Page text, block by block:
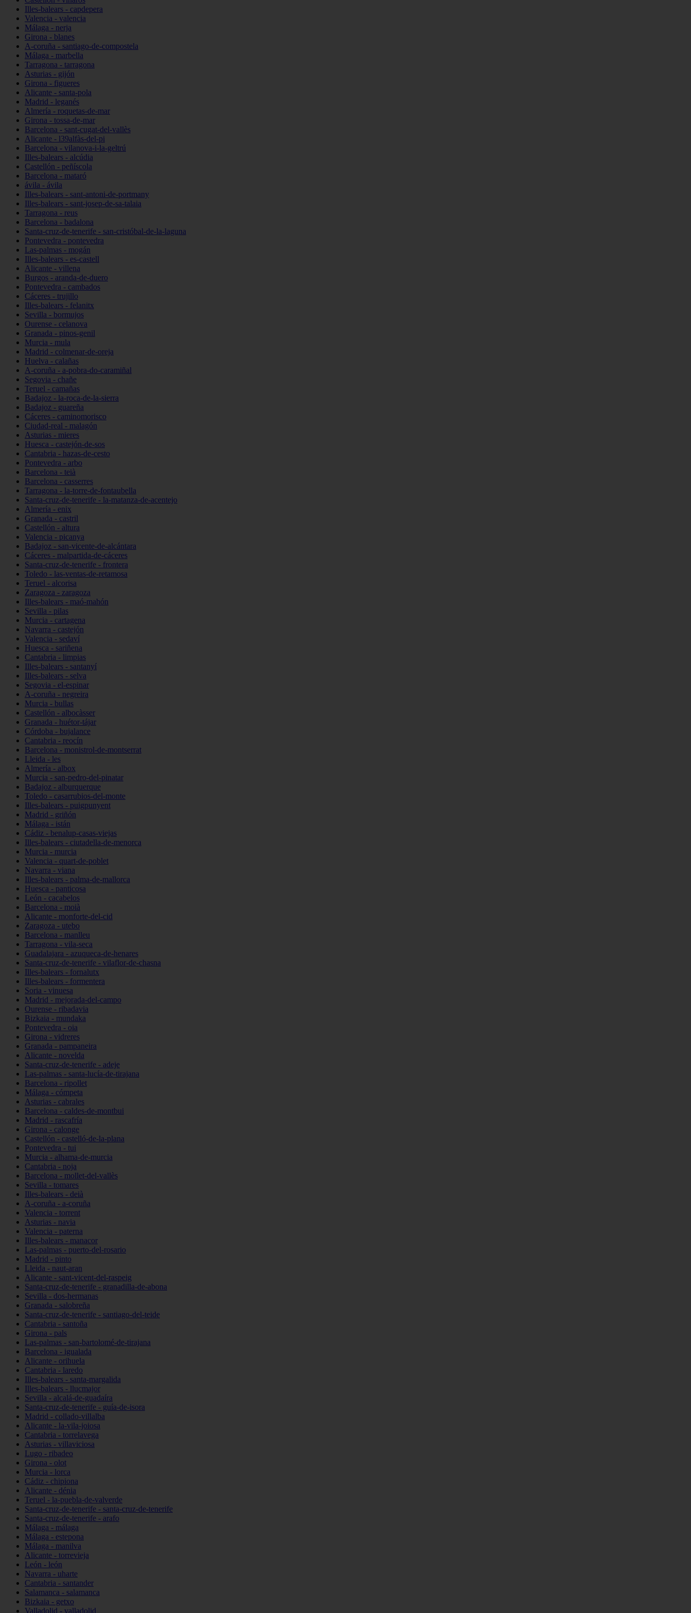
Illes-balears - capdepera
Valencia - valencia
Málaga - nerja
Girona - blanes
A-coruña - santiago-de-compostela
Málaga - marbella
Tarragona - tarragona
Asturias - gijón
Girona - figueres
Alicante - santa-pola
Madrid - leganés
Almería - roquetas-de-mar
Girona - tossa-de-mar
Barcelona - sant-cugat-del-vallès
Alicante - l39alfàs-del-pi
Barcelona - vilanova-i-la-geltrú
Illes-balears - alcúdia
Castellón - peñíscola
Barcelona - mataró
ávila - ávila
Illes-balears - sant-antoni-de-portmany
Illes-balears - sant-josep-de-sa-talaia
Tarragona - reus
Barcelona - badalona
Santa-cruz-de-tenerife - san-cristóbal-de-la-laguna
Pontevedra - pontevedra
Las-palmas - mogán
Illes-balears - es-castell
Alicante - villena
Burgos - aranda-de-duero
Pontevedra - cambados
Cáceres - trujillo
Illes-balears - felanitx
Sevilla - bormujos
Ourense - celanova
Granada - pinos-genil
Murcia - mula
Madrid - colmenar-de-oreja
Huelva - calañas
A-coruña - a-pobra-do-caramiñal
Segovia - chañe
Teruel - camañas
Badajoz - la-roca-de-la-sierra
Badajoz - guareña
Cáceres - caminomorisco
Ciudad-real - malagón
Asturias - mieres
Huesca - castejón-de-sos
Cantabria - hazas-de-cesto
Pontevedra - arbo
Barcelona - teià
Barcelona - casserres
Tarragona - la-torre-de-fontaubella
Santa-cruz-de-tenerife - la-matanza-de-acentejo
Almería - enix
Granada - castril
Castellón - altura
Valencia - picanya
Badajoz - san-vicente-de-alcántara
Cáceres - malpartida-de-cáceres
Santa-cruz-de-tenerife - frontera
Toledo - las-ventas-de-retamosa
Teruel - alcorisa
Zaragoza - zaragoza
Illes-balears - maó-mahón
Sevilla - pilas
Murcia - cartagena
Navarra - castejón
Valencia - sedaví
Huesca - sariñena
Cantabria - limpias
Illes-balears - santanyí
Illes-balears - selva
Segovia - el-espinar
A-coruña - negreira
Murcia - bullas
Castellón - albocàsser
Granada - huétor-tájar
Córdoba - bujalance
Cantabria - reocín
Barcelona - monistrol-de-montserrat
Lleida - les
Almería - albox
Murcia - san-pedro-del-pinatar
Badajoz - alburquerque
Toledo - casarrubios-del-monte
Illes-balears - puigpunyent
Madrid - griñón
Málaga - istán
Cádiz - benalup-casas-viejas
Illes-balears - ciutadella-de-menorca
Murcia - murcia
Valencia - quart-de-poblet
Navarra - viana
Illes-balears - palma-de-mallorca
Huesca - panticosa
León - cacabelos
Barcelona - moià
Alicante - monforte-del-cid
Zaragoza - utebo
Barcelona - manlleu
Tarragona - vila-seca
Guadalajara - azuqueca-de-henares
Santa-cruz-de-tenerife - vilaflor-de-chasna
Illes-balears - fornalutx
Illes-balears - formentera
Soria - vinuesa
Madrid - mejorada-del-campo
Ourense - ribadavia
Bizkaia - mundaka
Pontevedra - oia
Girona - vidreres
Granada - pampaneira
Alicante - novelda
Santa-cruz-de-tenerife - adeje
Las-palmas - santa-lucía-de-tirajana
Barcelona - ripollet
Málaga - cómpeta
Asturias - cabrales
Barcelona - caldes-de-montbui
Madrid - rascafría
Girona - calonge
Castellón - castelló-de-la-plana
Pontevedra - tui
Murcia - alhama-de-murcia
Cantabria - noja
Barcelona - mollet-del-vallès
Sevilla - tomares
Illes-balears - deià
A-coruña - a-coruña
Valencia - torrent
Asturias - navia
Valencia - paterna
Illes-balears - manacor
Las-palmas - puerto-del-rosario
Madrid - pinto
Lleida - naut-aran
Alicante - sant-vicent-del-raspeig
Santa-cruz-de-tenerife - granadilla-de-abona
Sevilla - dos-hermanas
Granada - salobreña
Santa-cruz-de-tenerife - santiago-del-teide
Cantabria - santoña
Girona - pals
Las-palmas - san-bartolomé-de-tirajana
Barcelona - igualada
Alicante - orihuela
Cantabria - laredo
Illes-balears - santa-margalida
Illes-balears - llucmajor
Sevilla - alcalá-de-guadaíra
Santa-cruz-de-tenerife - guía-de-isora
Madrid - collado-villalba
Alicante - la-vila-joiosa
Cantabria - torrelavega
Asturias - villaviciosa
Lugo - ribadeo
Girona - olot
Murcia - lorca
Cádiz - chipiona
Alicante - dénia
Teruel - la-puebla-de-valverde
Santa-cruz-de-tenerife - santa-cruz-de-tenerife
Santa-cruz-de-tenerife - arafo
Málaga - málaga
Málaga - estepona
Málaga - manilva
Alicante - torrevieja
León - león
Navarra - uharte
Cantabria - santander
Salamanca - salamanca
Bizkaia - getxo
Valladolid - valladolid